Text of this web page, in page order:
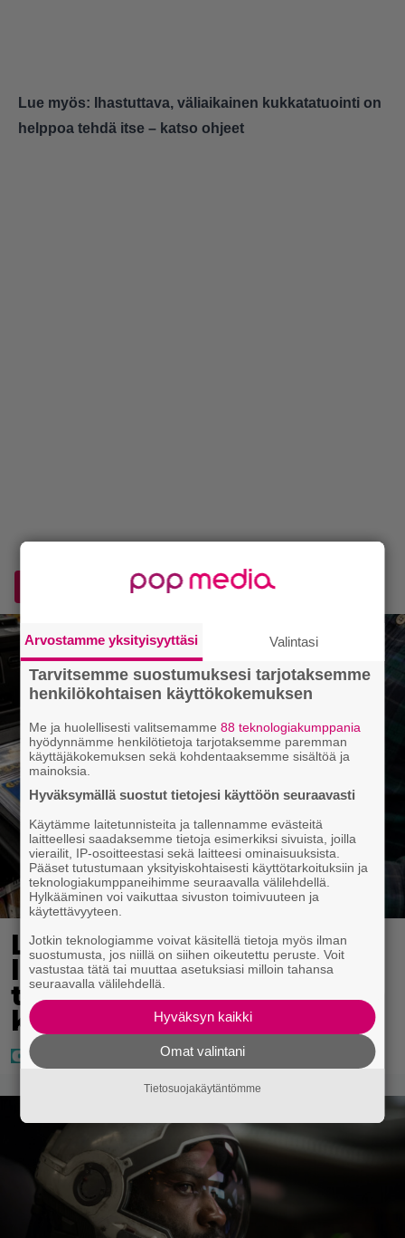
Lue myös:
Ihastuttava, väliaikainen kukkatatuointi on
helppoa tehdä itse – katso ohjeet
Lisää Voice.fi Googlen ensisijaiseksi lähteeksi
Lapset ostivat isälle
lahjaksi arvan – päävoitto
tuli, mutta miten sitten
kävikään
Arvostamme yksityisyyttäsi Valintasi
Tarvitsemme suostumuksesi tarjotaksemme
henkilökohtaisen käyttökokemuksen
Me ja huolellisesti valitsemamme88 teknologiakumppania
hyödynnämme henkilötietoja tarjotaksemme paremman
käyttäjäkokemuksen sekä kohdentaaksemme sisältöä ja
mainoksia.
Hyväksymällä suostut tietojesi käyttöön seuraavasti
Käytämme laitetunnisteita ja tallennamme evästeitä
laitteellesi saadaksemme tietoja esimerkiksi sivuista, joilla
vierailit, IP-osoitteestasi sekä laitteesi ominaisuuksista.
Pääset tutustumaan yksityiskohtaisesti käyttötarkoituksiin ja
teknologiakumppaneihimme seuraavalla välilehdellä.
Hylkääminen voi vaikuttaa sivuston toimivuuteen ja
käytettävyyteen.
Jotkin teknologiamme voivat käsitellä tietoja myös ilman
suostumusta, jos niillä on siihen oikeutettu peruste. Voit
vastustaa tätä tai muuttaa asetuksiasi milloin tahansa
seuraavalla välilehdellä.
Hyväksyn kaikki
Omat valintani
Tietosuojakäytäntömme